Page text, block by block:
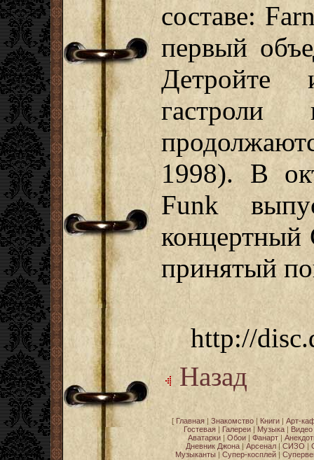
составе:
первый
Детройте
1998). В
Funk
концертный
принятый
http://
Назад
[ Главная| Знакомство| Книги| Арт-
Гостевая | Галереи | Музыка | Видео
Аватарки | Обои | Фанарт |
Дневник Джона| Арсенал| СИЗО |
Музыканты | Супер-косплей |